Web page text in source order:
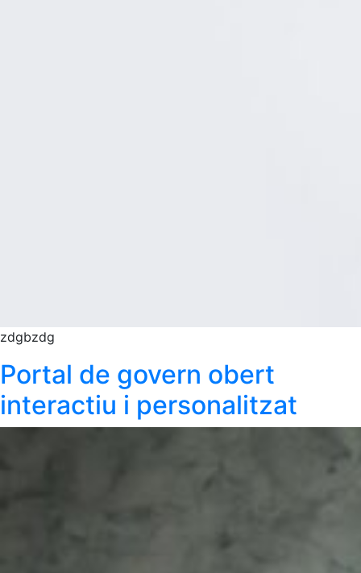
zdgbzdg
Portal de govern obert
interactiu i personalitzat